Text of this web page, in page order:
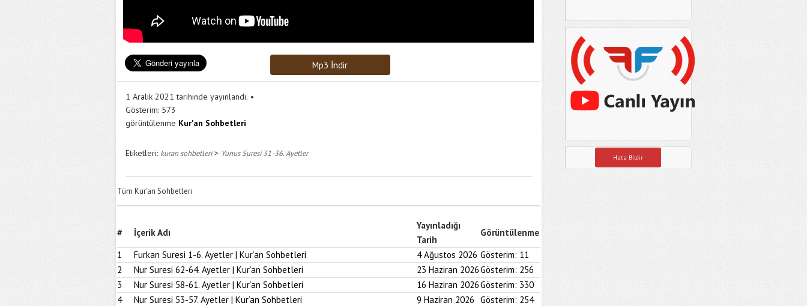
Mp3 İndir
1 Aralık 2021 tarihinde yayınlandı.
Gösterim: 573
görüntülenme Kur'an Sohbetleri
Etiketleri: kuran sohbetleri> Yunus Suresi 31-36. Ayetler
Tüm Kur'an Sohbetleri
# İçerik Adı
Yayınladığı
Tarih
Görüntülenme
1
Furkan Suresi 1-6. Ayetler | Kur’an Sohbetleri 4 Ağustos 2026 Gösterim: 11
2
Nur Suresi 62-64. Ayetler | Kur’an Sohbetleri 23 Haziran 2026Gösterim: 256
3
Nur Suresi 58-61. Ayetler | Kur’an Sohbetleri 16 Haziran 2026Gösterim: 330
4
Nur Suresi 53-57. Ayetler | Kur’an Sohbetleri 9 Haziran 2026 Gösterim: 254
Hata Bildir